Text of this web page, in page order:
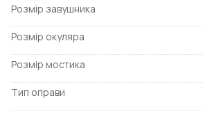
Розмір завушника
Розмір окуляра
Розмір мостика
Тип оправи